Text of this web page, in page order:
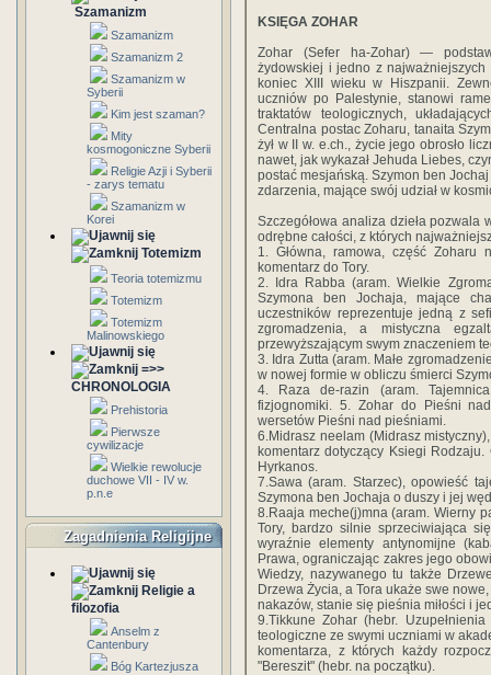
Szamanizm
Szamanizm
Szamanizm 2
Szamanizm w
Syberii
Kim jest szaman?
Mity
kosmogoniczne Syberii
Religie Azji i Syberii
- zarys tematu
Szamanizm w
Korei
Totemizm
Teoria totemizmu
Totemizm
Totemizm
Malinowskiego
=>>
CHRONOLOGIA
Prehistoria
Pierwsze
cywilizacje
Wielkie rewolucje
duchowe VII - IV w.
p.n.e
Zagadnienia Religijne
Religie a
filozofia
Anselm z
Cantenbury
Bóg Kartezjusza
KSIĘGA ZOHAR
Zohar (Sefer ha-Zohar) —
żydowskiej i jedno z najważniejszych
koniec XIII wieku w Hiszpanii.
uczniów po Palestynie, stanowi
traktatów teologicznych,
Centralna postac Zoharu, tanaita
żył w II w. e.ch., życie jego obrosło
nawet, jak wykazał Jehuda Liebes,
postać mesjańską. Szymon ben
zdarzenia, mające swój udział w
Szczegółowa analiza dzieła
odrębne całości, z których
1. Główna, ramowa, część Zoharu
komentarz do Tory.
2. Idra Rabba (aram. Wielkie
Szymona ben Jochaja, mające
uczestników reprezentuje jedną z
zgromadzenia, a mistyczna
przewyższającym swym znaczeniem
3. Idra Zutta (aram. Małe
w nowej formie w obliczu śmierci
4. Raza de-razin (aram.
fizjognomiki. 5. Zohar do Pieśni
wersetów Pieśni nad pieśniami.
6.Midrasz neelam (Midrasz
komentarz dotyczący Ksiegi
Hyrkanos.
7.Sawa (aram. Starzec), opowieść
Szymona ben Jochaja o duszy i jej
8.Raaja meche(j)mna (aram. Wierny
Tory, bardzo silnie sprzeciwiająca
wyraźnie elementy antynomijne
Prawa, ograniczając zakres jego
Wiedzy, nazywanego tu także
Drzewa Życia, a Tora ukaże swe
nakazów, stanie się pieśnia miłości i
9.Tikkune Zohar (hebr.
teologiczne ze swymi uczniami w
komentarza, z których każdy
"Bereszit" (hebr. na początku).